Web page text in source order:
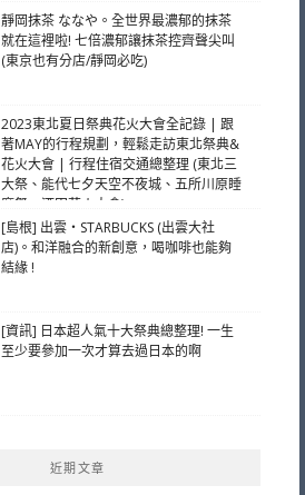
靜岡抹茶 ななや。全世界最濃郁的抹茶
就在這裡啦! 七倍濃郁讓抹茶控齊聲尖叫
(東京也有分店/靜岡必吃)
2023東北夏日祭典花火大會全記錄 | 跟
著MAY的行程規劃，輕鬆走訪東北祭典&
花火大會 | 行程住宿交通總整理 (東北三
大祭、能代七夕天空不夜城、五所川原睡
魔祭、酒田花火大會)
[島根] 出雲・STARBUCKS (出雲大社
店)。和洋融合的新創意，喝咖啡也能夠
結緣 !
[資訊] 日本超人氣十大祭典總整理! 一生
至少要參加一次才算去過日本的啊
近期文章